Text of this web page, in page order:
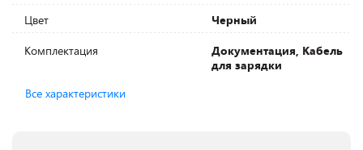
Цвет
Черный
Комплектация
Документация, Кабель
для зарядки
Все характеристики